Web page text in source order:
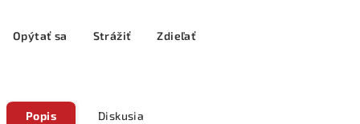
Opýtať sa Strážiť Zdieľať
Popis Diskusia